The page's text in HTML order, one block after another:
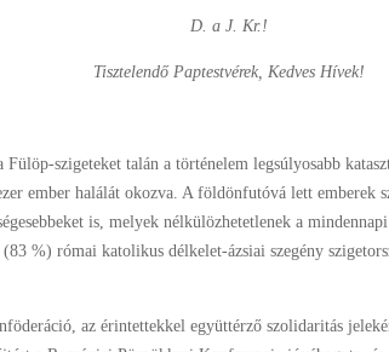
D. a J. Kr.!
Tisztelendő Paptestvérek, Kedves Hívek!
Fülöp-szigeteket talán a történelem legsúlyosabb
ember halálát okozva. A földönfutóvá lett emberek
is, melyek nélkülözhetetlenek a
%) római katolikus délkelet-ázsiai szegény
az érintettekkel együttérző szolidaritás